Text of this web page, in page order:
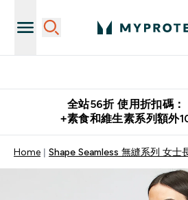
全站56折 使用折扣碼：
+素食和維生素系列額外
Home Shape Seamless 無縫系列 女士